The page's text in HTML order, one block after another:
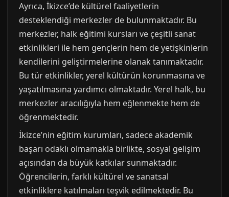
Ayrıca, İkizce’de kültürel faaliyetlerin
desteklendiği merkezler de bulunmaktadır. Bu
merkezler, halk eğitimi kursları ve çeşitli sanat
etkinlikleri ile hem gençlerin hem de yetişkinlerin
kendilerini geliştirmelerine olanak tanımaktadır.
Bu tür etkinlikler, yerel kültürün korunmasına ve
yaşatılmasına yardımcı olmaktadır. Yerel halk, bu
merkezler aracılığıyla hem eğlenmekte hem de
öğrenmektedir.
İkizce’nin eğitim kurumları, sadece akademik
başarı odaklı olmamakla birlikte, sosyal gelişim
açısından da büyük katkılar sunmaktadır.
Öğrencilerin, farklı kültürel ve sanatsal
etkinliklere katılmaları teşvik edilmektedir. Bu